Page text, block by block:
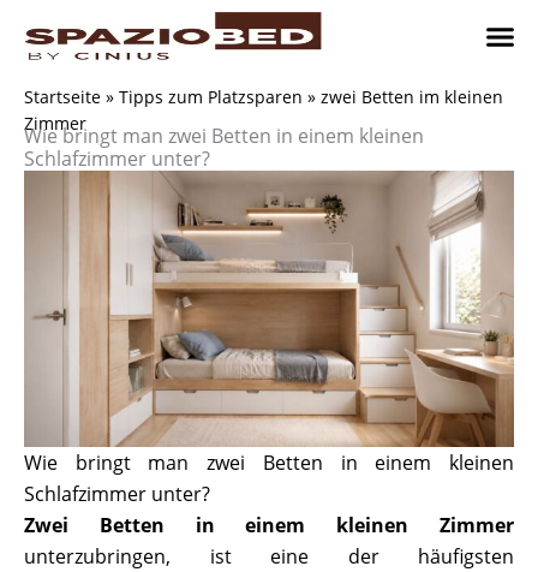
Inhalt
Startseite » Tipps zum Platzsparen » zwei Betten im kleinen
Zimmer
Wie bringt man zwei Betten in einem kleinen
Schlafzimmer unter?
Wie bringt man zwei Betten in einem kleinen
Schlafzimmer unter?
Zwei Betten in einem kleinen Zimmer
unterzubringen, ist eine der häufigsten